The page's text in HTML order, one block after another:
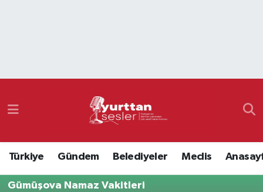
Türkiye Gündem Belediyeler Meclis
Gümüşova Namaz Vakitleri
Namaz Vakitleri
Süper Lig Puan Durumu ve Fikstür